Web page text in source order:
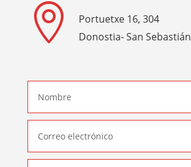

Portuetxe 16, 304
Donostia- San Sebastián